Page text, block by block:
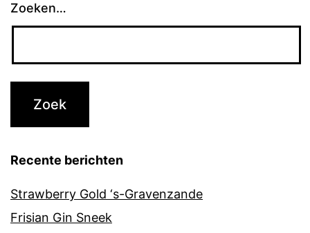
Zoeken…
Recente berichten
Strawberry Gold ‘s-Gravenzande
Frisian Gin Sneek